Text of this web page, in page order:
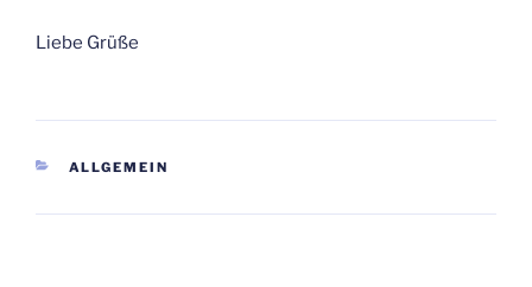
Liebe Grüße
KATEGORIEN
ALLGEMEIN